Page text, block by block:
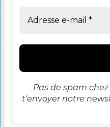
Pas de spam
t'envoyer notre